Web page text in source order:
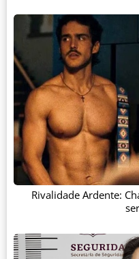
Rivalidade Ardente: